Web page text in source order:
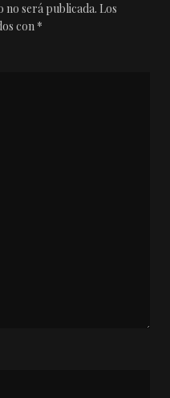
será publicada. Los
con *